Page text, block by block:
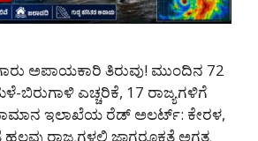
ಅಪಾಯಕಾರಿ ತಿರುವು! ಮುಂದಿನ 72
ಬಿರುಗಾಳಿ ಎಚ್ಚರಿಕೆ, 17 ರಾಜ್ಯಗಳಿಗೆ
ಇಲಾಖೆಯ ರೆಡ್ ಅಲರ್ಟ್: ಕೇರಳ,
ರಾಜ್ಯಗಳಲ್ಲಿ ಜಾಗರೂಕತೆ ಅಗತ್ಯ